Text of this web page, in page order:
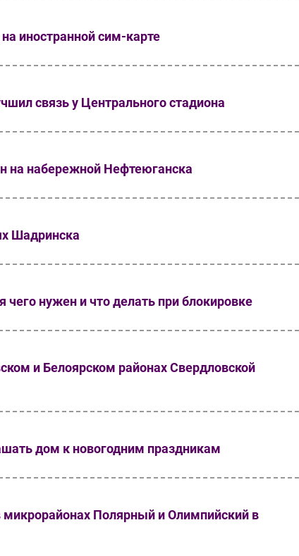
иностранной сим-карте
связь у Центрального стадиона
на набережной Нефтеюганска
Шадринска
нужен и что делать при блокировке
и Белоярском районах Свердловской
дом к новогодним праздникам
Полярный и Олимпийский в